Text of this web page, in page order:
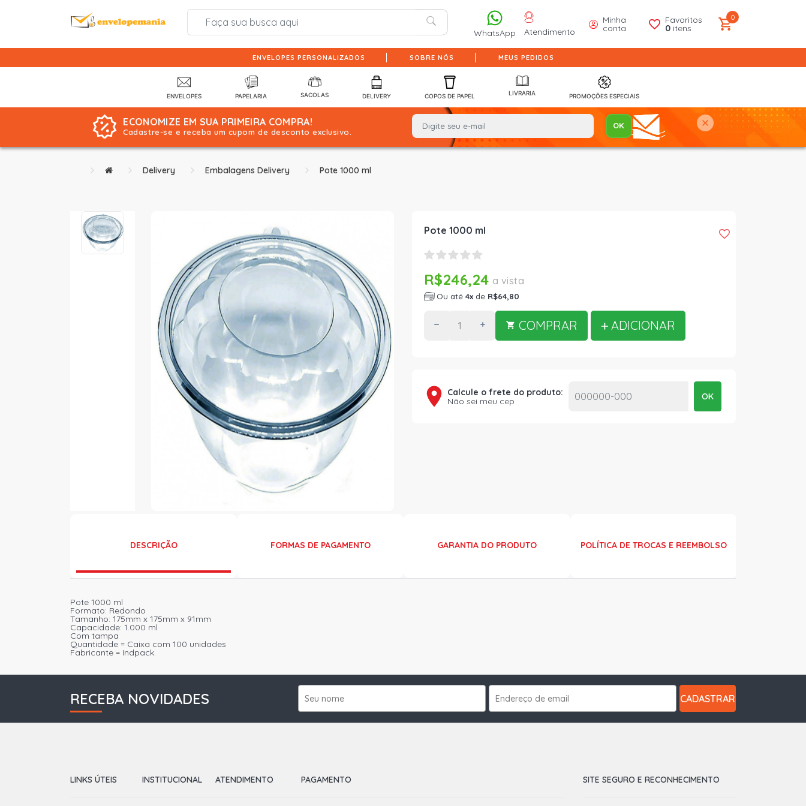
WhatsApp Atendimento
Minha
conta
Favoritos
0 itens
0
ENVELOPES PERSONALIZADOS SOBRE NÓS MEUS PEDIDOS
ENVELOPES PAPELARIA SACOLAS DELIVERY COPOS DE PAPEL LIVRARIA PROMOÇÕES ESPECIAIS
ECONOMIZE EM SUA PRIMEIRA COMPRA!
Cadastre-se e receba um cupom de desconto exclusivo.
Delivery Embalagens Delivery Pote 1000 ml
Pote 1000 ml
R$246,24 a vista
Ou até 4x de R$64,80
COMPRAR ADICIONAR
Calcule o frete do produto:
Não sei meu cep
OK
DESCRIÇÃO FORMAS DE PAGAMENTO GARANTIA DO PRODUTO POLÍTICA DE TROCAS E REEMBOLSO
Pote 1000 ml
Formato: Redondo
Tamanho: 175mm x 175mm x 91mm
Capacidade: 1.000 ml
Com tampa
Quantidade = Caixa com 100 unidades
Fabricante = Indpack.
RECEBA NOVIDADES CADASTRAR
LINKS ÚTEIS INSTITUCIONAL ATENDIMENTO PAGAMENTO SITE SEGURO E RECONHECIMENTO